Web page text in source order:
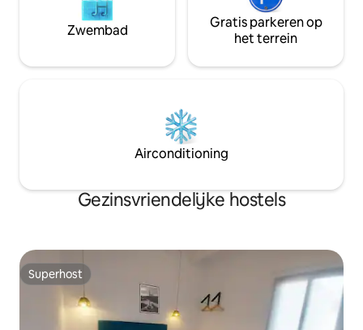
Zwembad
Gratis parkeren op
het terrein
Airconditioning
Gezinsvriendelijke hostels
Superhost
Superhost